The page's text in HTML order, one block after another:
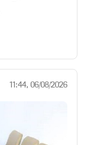
11:44, 06/08/2026